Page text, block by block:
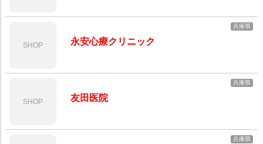
SHOP
兵庫県
永安心療クリニック
SHOP
兵庫県
友田医院
兵庫県